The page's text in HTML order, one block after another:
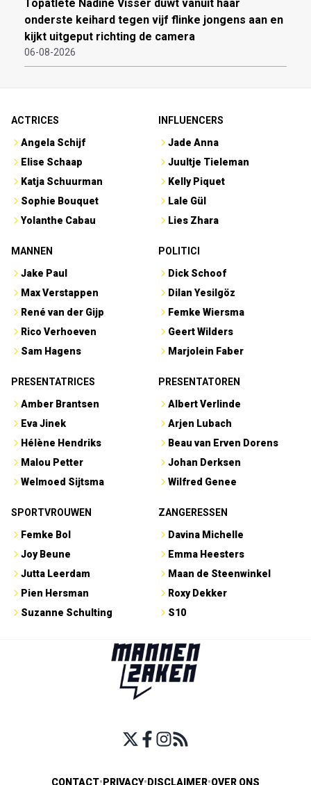
Topatlete Nadine Visser duwt vanuit haar
onderste keihard tegen vijf flinke jongens aan en
kijkt uitgeput richting de camera
06-08-2026
ACTRICES
Angela Schijf
Elise Schaap
Katja Schuurman
Sophie Bouquet
Yolanthe Cabau
INFLUENCERS
Jade Anna
Juultje Tieleman
Kelly Piquet
Lale Gül
Lies Zhara
MANNEN
Jake Paul
Max Verstappen
René van der Gijp
Rico Verhoeven
Sam Hagens
POLITICI
Dick Schoof
Dilan Yesilgöz
Femke Wiersma
Geert Wilders
Marjolein Faber
PRESENTATRICES
Amber Brantsen
Eva Jinek
Hélène Hendriks
Malou Petter
Welmoed Sijtsma
PRESENTATOREN
Albert Verlinde
Arjen Lubach
Beau van Erven Dorens
Johan Derksen
Wilfred Genee
SPORTVROUWEN
Femke Bol
Joy Beune
Jutta Leerdam
Pien Hersman
Suzanne Schulting
ZANGERESSEN
Davina Michelle
Emma Heesters
Maan de Steenwinkel
Roxy Dekker
S10
CONTACT• PRIVACY• DISCLAIMER•OVER ONS